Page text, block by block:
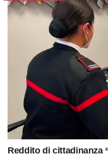
Reddito di cittadinanza